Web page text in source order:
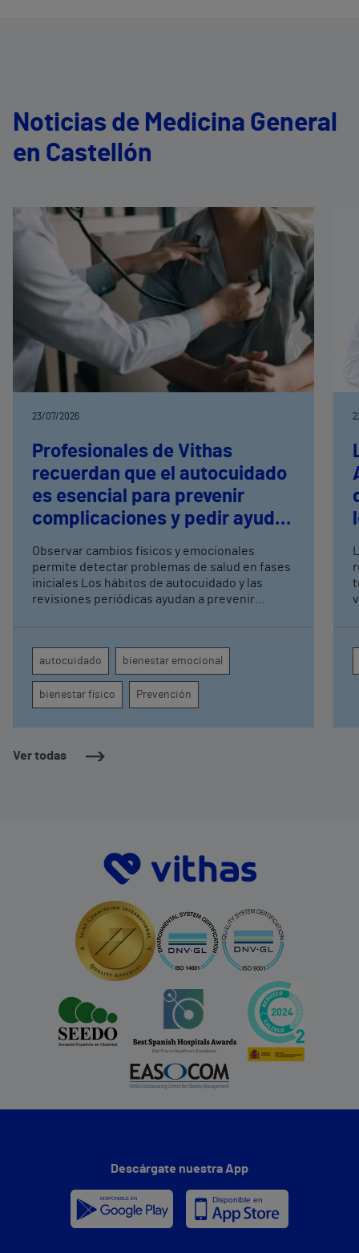
Noticias de Medicina General
en Castellón
Ver todas
23/07/2026
Profesionales de Vithas
recuerdan que el autocuidado
es esencial para prevenir
complicaciones y pedir ayuda
a tiempo
Observar cambios físicos y emocionales
permite detectar problemas de salud en fases
iniciales Los hábitos de autocuidado y las
revisiones periódicas ayudan a prevenir
autocuidado bienestar emocional
bienestar físico Prevención
Descárgate nuestra App